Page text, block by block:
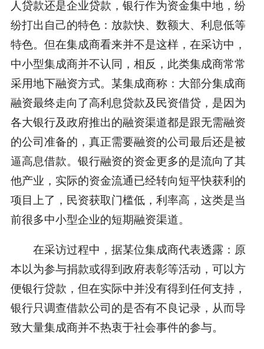
人贷款还是企业贷款，银行作为资金集中地，纷
纷打出自己的特色：放款快、数额大、利息低等
特色。但在集成商看来并不是这样，在采访中，
中小型集成商并不认同，相反，此类集成商常常
采用地下融资方式。某集成商称：大部分集成商
融资最终走向了高利息贷款及民资借贷，是因为
各大银行及政府推出的融资渠道都是跟无需融资
的公司准备的，真正需要融资的公司最后还是被
逼高息借款。银行融资的资金更多的是流向了其
他产业，实际的资金流通已经转向短平快获利的
项目上了，民资获取门槛低，利率高，这类是当
前很多中小型企业的短期融资渠道。
在采访过程中，据某位集成商代表透露：原
本以为参与捐款或得到政府表彰等活动，可以方
便银行贷款，但在实际中并没有得到任何支持，
银行只调查借款公司的是否有不良记录，从而导
致大量集成商并不热衷于社会事件的参与。